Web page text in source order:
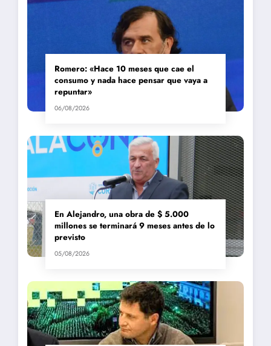
Romero: «Hace 10 meses que cae el
consumo y nada hace pensar que vaya a
repuntar»
06/08/2026
En Alejandro, una obra de $ 5.000
millones se terminará 9 meses antes de lo
previsto
05/08/2026